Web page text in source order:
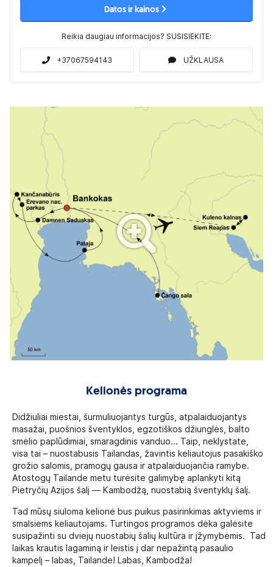
Datos ir kainos
Reikia daugiau informacijos? SUSISIEKITE:
+37067594143 UŽKLAUSA
Kelionės programa
Didžiuliai miestai, šurmuliuojantys turgūs, atpalaiduojantys
masažai, puošnios šventyklos, egzotiškos džiunglės, balto
smėlio paplūdimiai, smaragdinis vanduo... Taip, neklystate,
visa tai – nuostabusis Tailandas, žavintis keliautojus pasakiško
grožio salomis, pramogų gausa ir atpalaiduojančia ramybe.
Atostogų Tailande metu turėsite galimybę aplankyti kitą
Pietryčių Azijos šalį — Kambodžą, nuostabią šventyklų šalį.
Tad mūsų siuloma kelionė bus puikus pasirinkimas aktyviems ir
smalsiems keliautojams. Turtingos programos dėka galėsite
susipažinti su dviejų nuostabių šalių kultūra ir įžymybėmis. Tad
laikas krautis lagaminą ir leistis į dar nepažintą pasaulio
kampelį – labas, Tailande! Labas, Kambodža!